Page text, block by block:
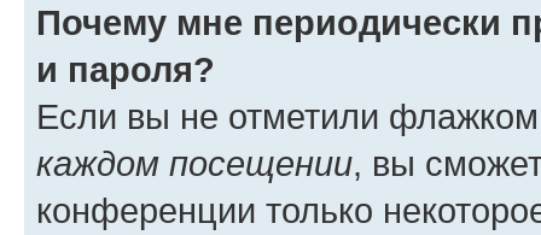
Почему мне периодически
и пароля?
Если вы не отметили
каждом посещении, вы
конференции только